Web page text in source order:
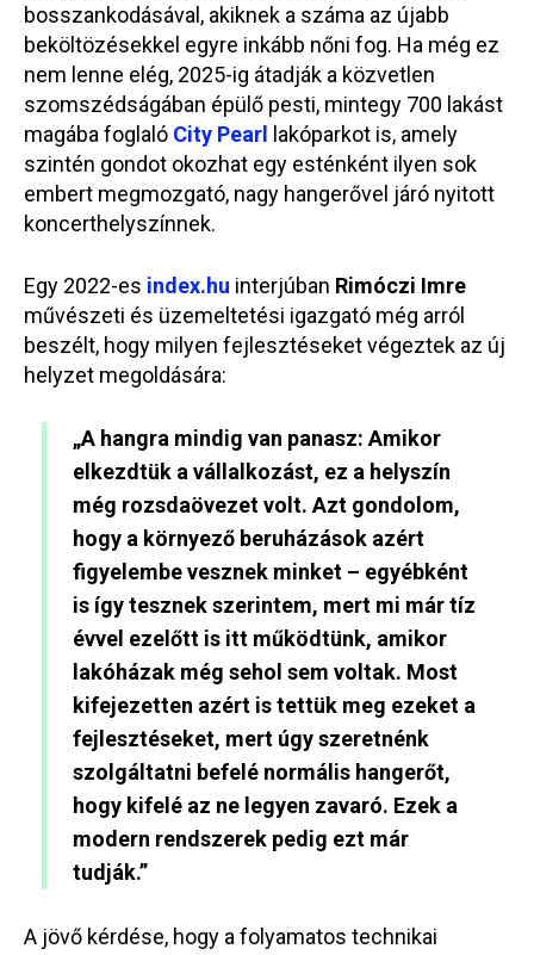
bosszankodásával, akiknek a száma az újabb
beköltözésekkel egyre inkább nőni fog. Ha még ez
nem lenne elég, 2025-ig átadják a közvetlen
szomszédságában épülő pesti, mintegy 700 lakást
magába foglaló City Pearl
lakóparkot is, amely
szintén gondot okozhat egy esténként ilyen sok
embert megmozgató, nagy hangerővel járó nyitott
koncerthelyszínnek.
Egy 2022-es index.hu interjúban Rimóczi Imre
művészeti és üzemeltetési igazgató még arról
beszélt, hogy milyen fejlesztéseket végeztek az új
helyzet megoldására:
„A hangra mindig van panasz: Amikor
elkezdtük a vállalkozást, ez a helyszín
még rozsdaövezet volt. Azt gondolom,
hogy a környező beruházások azért
figyelembe vesznek minket – egyébként
is így tesznek szerintem, mert mi már tíz
évvel ezelőtt is itt működtünk, amikor
lakóházak még sehol sem voltak. Most
kifejezetten azért is tettük meg ezeket a
fejlesztéseket, mert úgy szeretnénk
szolgáltatni befelé normális hangerőt,
hogy kifelé az ne legyen zavaró. Ezek a
modern rendszerek pedig ezt már
tudják.”
A jövő kérdése, hogy a folyamatos technikai